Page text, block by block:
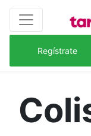
Regístrate